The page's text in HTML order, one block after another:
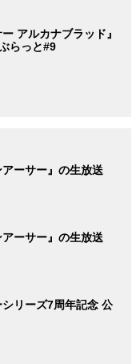
アルカナブラッド』
らっと#9
アーサー』の生放送
アーサー』の生放送
リーズ7周年記念 公